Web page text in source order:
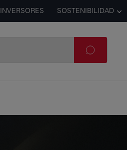
INVERSORES SOSTENIBILIDAD